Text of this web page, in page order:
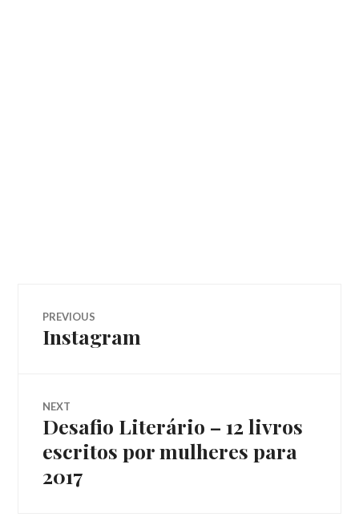
Navegação
de
Post
PREVIOUS
Previous
Instagram
NEXT
Next
Desafio Literário – 12 livros
escritos por mulheres para
2017